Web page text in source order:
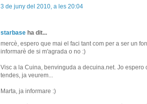
3 de juny del 2010, a les 20:04
starbase ha dit...
mercè, espero que mai el faci tant com per a ser un
informarè de si m'agrada o no :)
Visc a la Cuina, benvinguda a decuina.net. Jo
tendes, ja veurem...
Marta, ja informare :)